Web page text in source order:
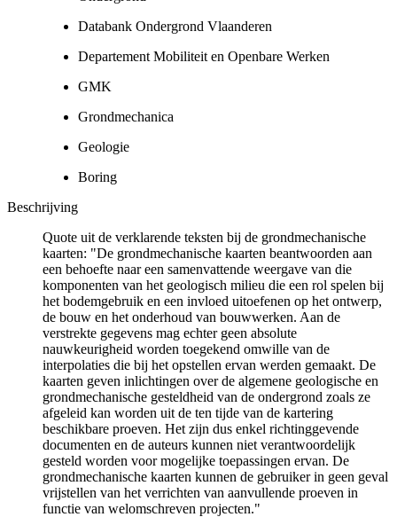
Databank Ondergrond Vlaanderen
Departement Mobiliteit en Openbare Werken
GMK
Grondmechanica
Geologie
Boring
Beschrijving
Quote uit de verklarende teksten bij de grondmechanische
kaarten: "De grondmechanische kaarten beantwoorden aan
een behoefte naar een samenvattende weergave van die
komponenten van het geologisch milieu die een rol spelen bij
het bodemgebruik en een invloed uitoefenen op het ontwerp,
de bouw en het onderhoud van bouwwerken. Aan de
verstrekte gegevens mag echter geen absolute
nauwkeurigheid worden toegekend omwille van de
interpolaties die bij het opstellen ervan werden gemaakt. De
kaarten geven inlichtingen over de algemene geologische en
grondmechanische gesteldheid van de ondergrond zoals ze
afgeleid kan worden uit de ten tijde van de kartering
beschikbare proeven. Het zijn dus enkel richtinggevende
documenten en de auteurs kunnen niet verantwoordelijk
gesteld worden voor mogelijke toepassingen ervan. De
grondmechanische kaarten kunnen de gebruiker in geen geval
vrijstellen van het verrichten van aanvullende proeven in
functie van welomschreven projecten."